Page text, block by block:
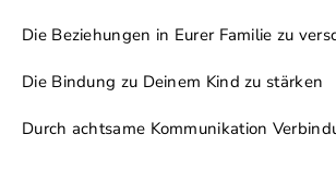
Die Beziehungen in Eurer Familie zu
Die Bindung zu Deinem Kind zu stärken
Durch achtsame Kommunikation